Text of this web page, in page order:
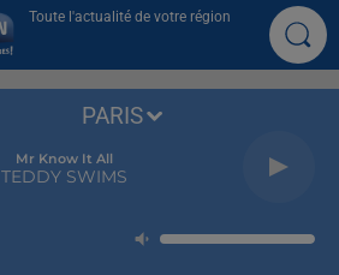
Toute l'actualité de votre région
Mr Know It All
TEDDY SWIMS
PARIS